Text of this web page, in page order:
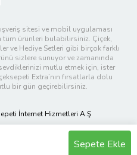
Sepete Ekle
sitesi ve mobil uygulaması
tüm ürünleri bulabilirsiniz. Çiçek,
ve Hediye Setleri gibi birçok farklı
sizlere sunuyor ve zamanında
mutlu etmek için, ister
Extra’nın fırsatlarla dolu
bir gün geçirebilirsiniz.
İnternet Hizmetleri A.Ş